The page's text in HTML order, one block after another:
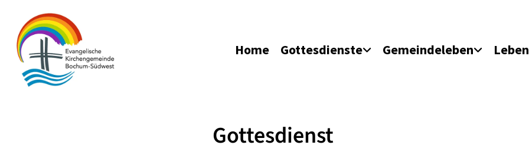
Home Gottesdienste Gemeindeleben
Gottesdienst